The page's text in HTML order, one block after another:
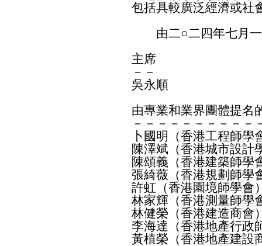
包括具較廣泛經濟或社
由二○二四年七月一
主席
－－
吳永順
由專業和業界團體提名
－－－－－－－－－－
卜國明（香港工程師學
陳澤斌（香港城市設計
陳頌義（香港建築師學
張綺薇（香港規劃師學
許虹（香港園境師學會
林家輝（香港測量師學
林健榮（香港建造商會
李海達（香港地產行政
黃植榮（香港地產建設